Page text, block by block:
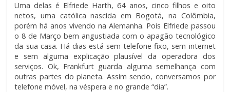
Uma delas é Elfriede Harth, 64 anos, cinco filhos e oito
netos, uma católica nascida em Bogotá, na Colômbia,
porém há anos vivendo na Alemanha. Pois Elfriede passou
o 8 de Março bem angustiada com o apagão tecnológico
da sua casa. Há dias está sem telefone fixo, sem internet
e sem alguma explicação plausível da operadora dos
serviços. Ok, Frankfurt guarda alguma semelhança com
outras partes do planeta. Assim sendo, conversamos por
telefone móvel, na véspera e no grande “dia”.